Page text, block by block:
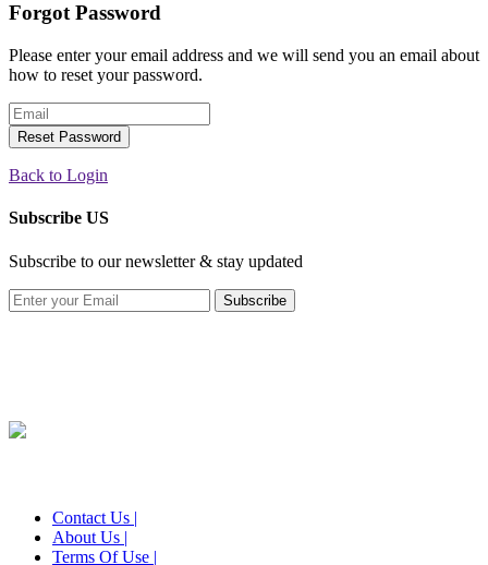
Forgot Password
Please enter your email address and we will send you an email about
how to reset your password.
Reset Password
Back to Login
Subscribe US
Subscribe to our newsletter & stay updated
Subscribe
Contact Us |
About Us |
Terms Of Use |